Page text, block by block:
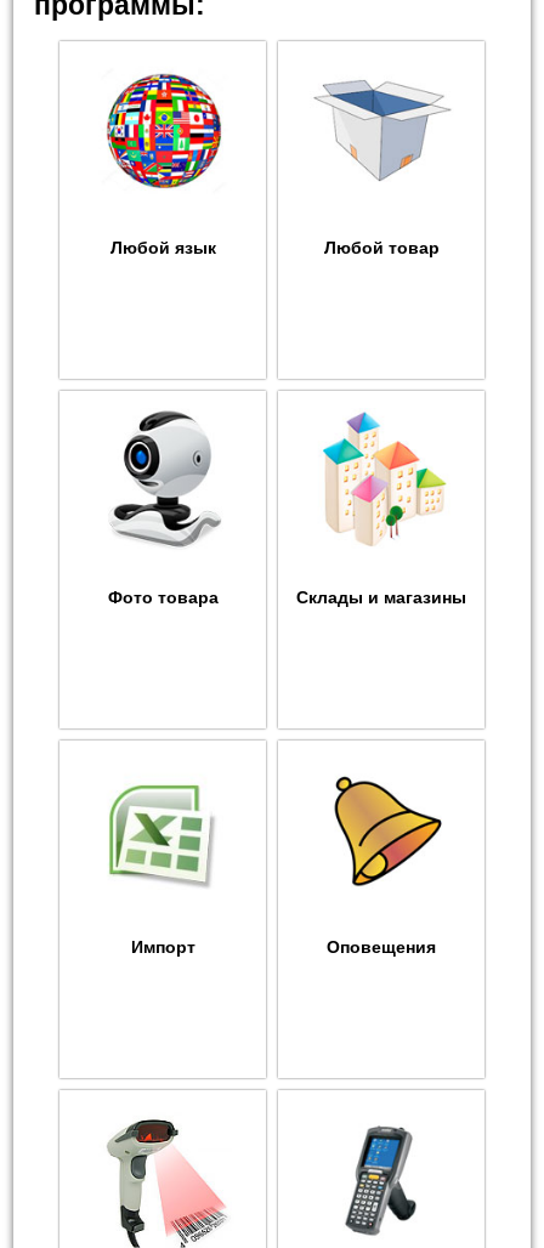
Любой язык Любой товар
Фото товара Склады и магазины
Импорт Оповещения